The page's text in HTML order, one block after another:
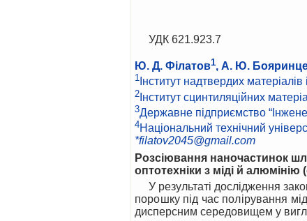
УДК 621.923.7
Ю. Д. Філатов1, А. Ю.
1 Інститут надтвердих
2 Інститут сцинтиляційних
3Державне підприємство
4Національний технічний
*filatov2045@gmail.com
Розсіювання наночастинок
оптотехніки з міді й алюмінію
У результаті дослідження
порошку під час полірування
дисперсним середовищем у